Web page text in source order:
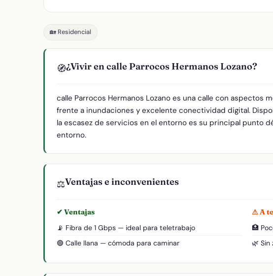
🏡 Residencial
🧭¿Vivir en calle Parrocos Hermanos Lozano?
calle Parrocos Hermanos Lozano es una calle con aspectos
frente a inundaciones y excelente conectividad digital.
la escasez de servicios en el entorno es su principal punto
entorno.
⚖️Ventajas e inconvenientes
✔ Ventajas
📡 Fibra de 1 Gbps — ideal para teletrabajo
🟢 Calle llana — cómoda para caminar
⚠ A
🏥
🌿 Sin